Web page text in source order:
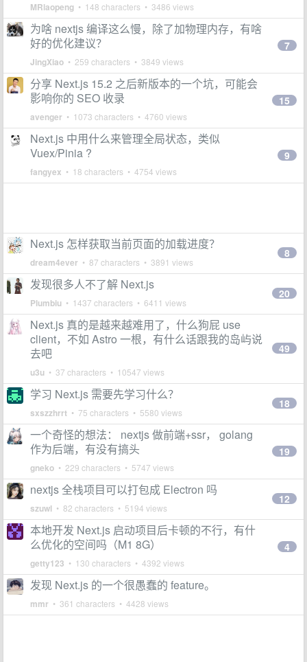
MRlaopeng • 148 characters • 3486 views
为啥 nextjs 编译这么慢，除了加物理内存，有啥
好的优化建议？
JingXiao • 259 characters • 3849 views
7
分享 Next.js 15.2 之后新版本的一个坑，可能会
影响你的 SEO 收录
avenger • 1073 characters • 4760 views
15
Next.js 中用什么来管理全局状态，类似
Vuex/Pinia ?
fangyex • 18 characters • 4754 views
9
Next.js 怎样获取当前页面的加载进度？
dream4ever • 87 characters • 3891 views
8
发现很多人不了解 Next.js
Plumbiu • 1437 characters • 6411 views
20
Next.js 真的是越来越难用了，什么狗屁 use
client，不如 Astro 一根，有什么话跟我的岛屿说
去吧
u3u • 37 characters • 10547 views
49
学习 Next.js 需要先学习什么？
sxszzhrrt • 75 characters • 5580 views
18
一个奇怪的想法： nextjs 做前端+ssr， golang
作为后端，有没有搞头
gneko • 229 characters • 5747 views
19
nextjs 全栈项目可以打包成 Electron 吗
szuwl • 82 characters • 5194 views
12
本地开发 Next.js 启动项目后卡顿的不行，有什
么优化的空间吗（M1 8G）
getty123 • 130 characters • 4392 views
4
发现 Next.js 的一个很愚蠢的 feature。
mmr • 361 characters • 4428 views